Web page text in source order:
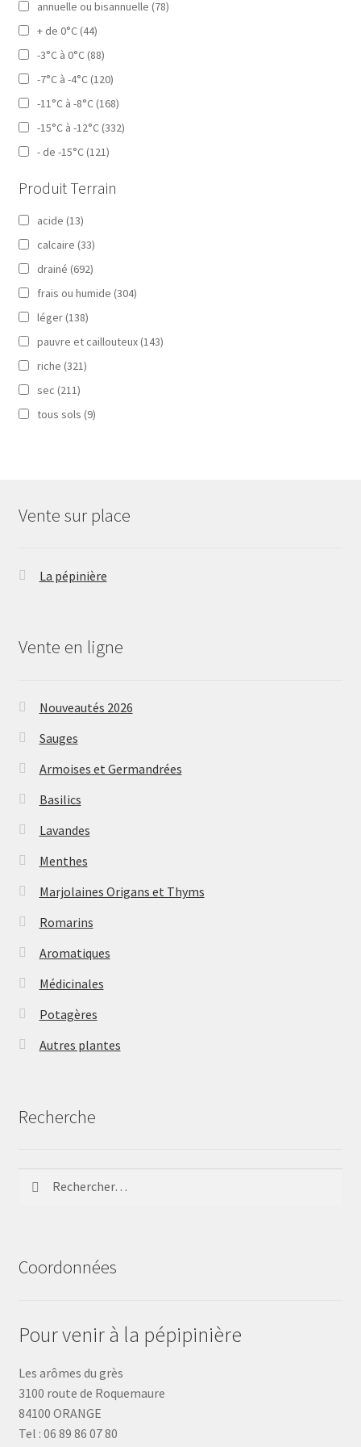
annuelle ou bisannuelle (78)
+ de 0°C (44)
-3°C à 0°C (88)
-7°C à -4°C (120)
-11°C à -8°C (168)
-15°C à -12°C (332)
- de -15°C (121)
Produit Terrain
acide (13)
calcaire (33)
drainé (692)
frais ou humide (304)
léger (138)
pauvre et caillouteux (143)
riche (321)
sec (211)
tous sols (9)
Vente sur place
La pépinière
Vente en ligne
Nouveautés 2026
Sauges
Armoises et Germandrées
Basilics
Lavandes
Menthes
Marjolaines Origans et Thyms
Romarins
Aromatiques
Médicinales
Potagères
Autres plantes
Recherche
Coordonnées
Pour venir à la pépipinière
Les arômes du grès
3100 route de Roquemaure
84100 ORANGE
Tel : 06 89 86 07 80